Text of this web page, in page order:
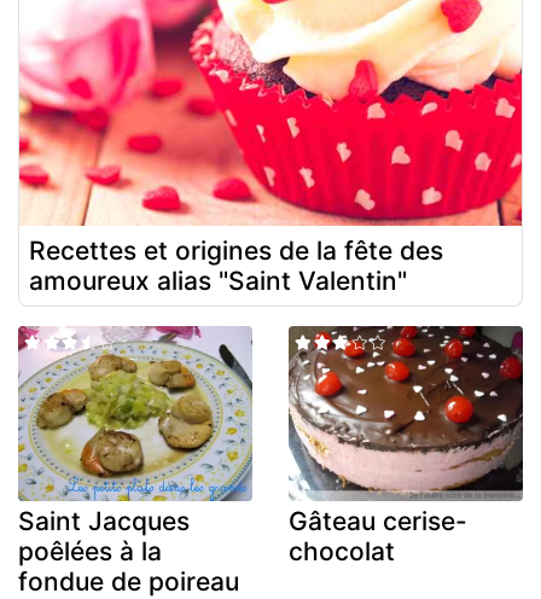
Recettes et origines de la fête des
amoureux alias "Saint Valentin"
Saint Jacques
poêlées à la
fondue de poireau
Gâteau cerise-
chocolat